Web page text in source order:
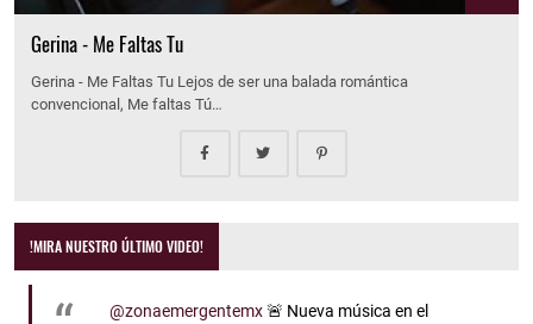
Gerina - Me Faltas Tu
Gerina - Me Faltas Tu Lejos de ser una balada romántica
convencional, Me faltas Tú…
!MIRA NUESTRO ÚLTIMO VIDEO!
@zonaemergentemx🚨 Nueva música en el